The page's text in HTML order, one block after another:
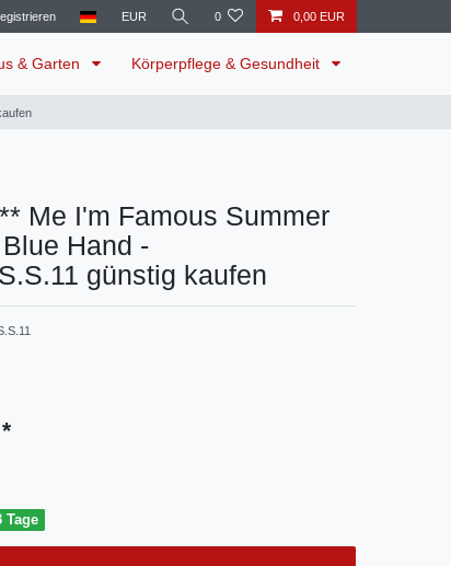
EUR 0 0,00 EUR
& Garten Körperpflege & Gesundheit
Me I'm Famous Summer
Hand -
günstig kaufen
*
Tage